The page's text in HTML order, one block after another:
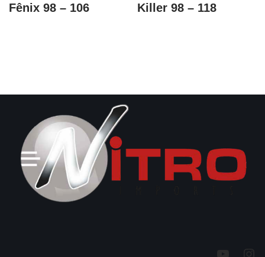
Fênix 98 – 106 Killer 98 – 118